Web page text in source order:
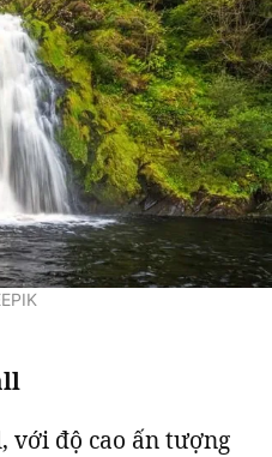
với độ cao ấn tượng